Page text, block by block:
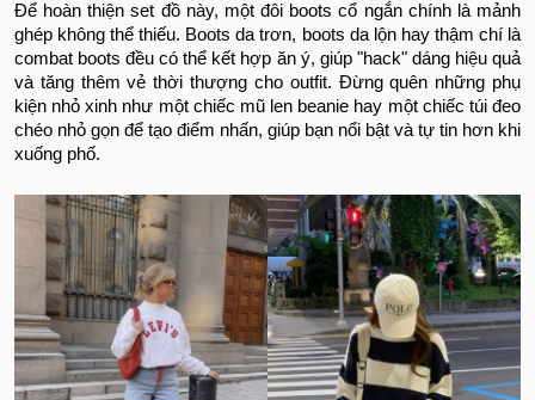
Để hoàn thiện set đồ này, một đôi boots cổ ngắn chính là mảnh
ghép không thể thiếu. Boots da trơn, boots da lộn hay thậm chí là
combat boots đều có thể kết hợp ăn ý, giúp "hack" dáng hiệu quả
và tăng thêm vẻ thời thượng cho outfit. Đừng quên những phụ
kiện nhỏ xinh như một chiếc mũ len beanie hay một chiếc túi đeo
chéo nhỏ gọn để tạo điểm nhấn, giúp bạn nổi bật và tự tin hơn khi
xuống phố.